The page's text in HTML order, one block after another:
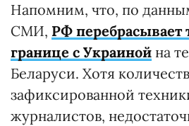
Напомним, что, по
СМИ, РФ перебрасывает
границе с Украиной на
Беларуси. Хотя
зафиксированной
журналистов,